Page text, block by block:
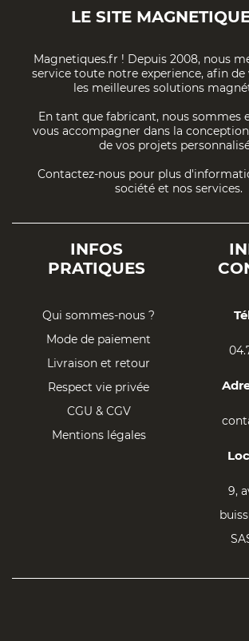
LE SITE
Magnetiques.fr ! Depuis 2008, nous
service toute notre experience, afin
les meilleures solutions
En tant que fabricant, nous sommes
vous accompagner dans la
de vos projets
Contactez-nous pour plus
société et nos services.
INFOS
PRATIQUES
Qui sommes-nous ?
Mode de paiement
Livraison et retour
Respect vie privée
CGU & CGV
Mentions légales
9,